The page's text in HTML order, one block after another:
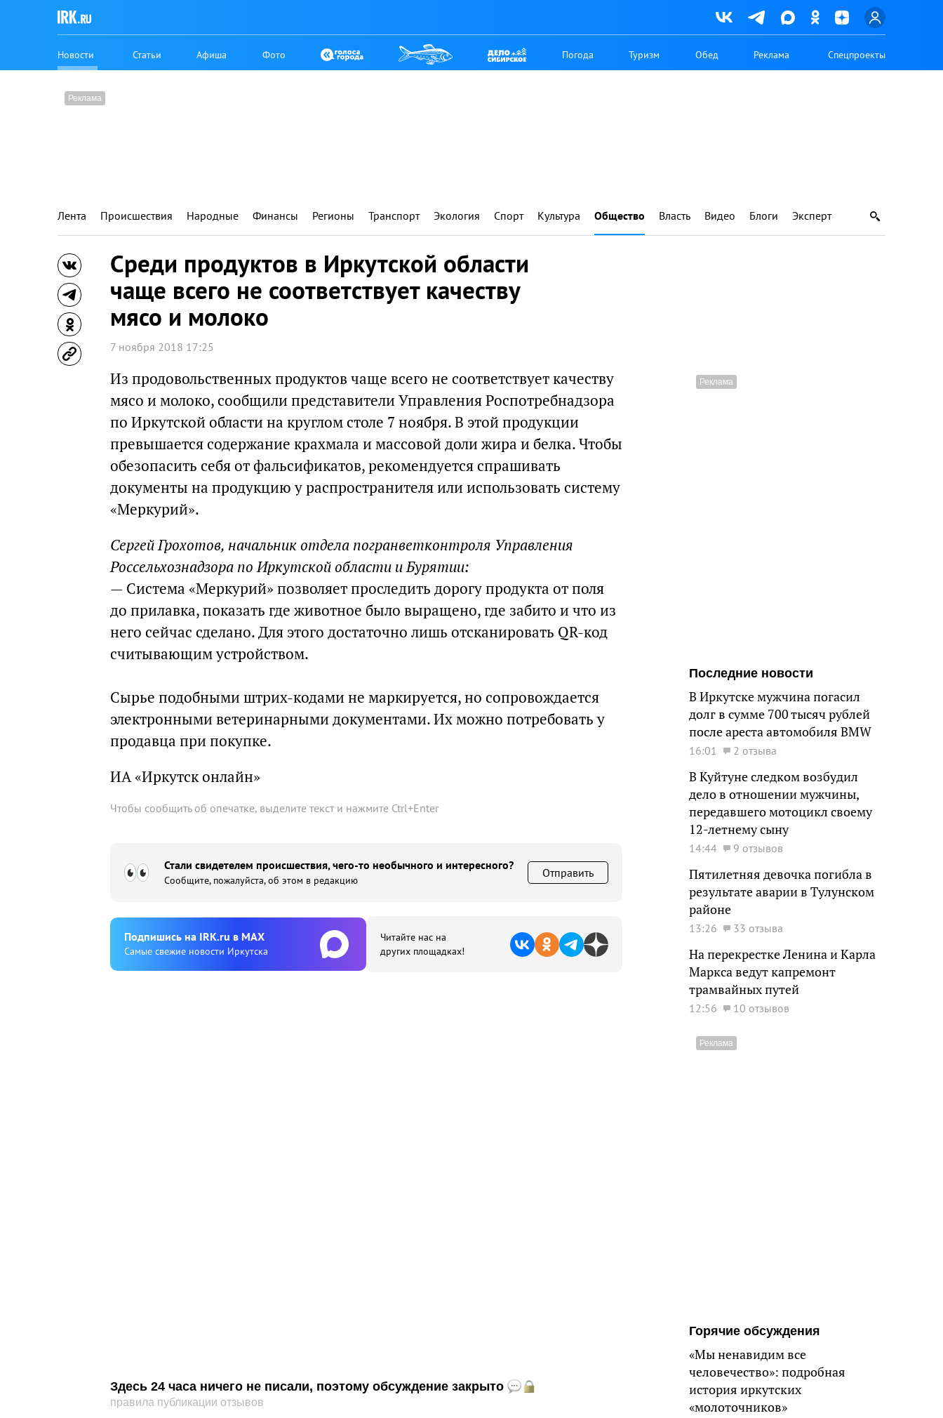
Новости Статьи Афиша Фото Погода Туризм Обед Реклама Спецпроекты
Лента Происшествия Народные Финансы Регионы Транспорт Экология Спорт Культура Общество Власть Видео Блоги Эксперт
Среди продуктов в Иркутской области
чаще всего не соответствует качеству
мясо и молоко
7 ноября 2018 17:25
Из продовольственных продуктов чаще всего не соответствует качеству
мясо и молоко, сообщили представители Управления Роспотребнадзора
по Иркутской области на круглом столе 7 ноября. В этой продукции
превышается содержание крахмала и массовой доли жира и белка. Чтобы
обезопасить себя от фальсификатов, рекомендуется спрашивать
документы на продукцию у распространителя или использовать систему
«Меркурий».
Сергей Грохотов, начальник отдела погранветконтроля Управления
Россельхознадзора по Иркутской области и Бурятии:
— Система «Меркурий» позволяет проследить дорогу продукта от поля
до прилавка, показать где животное было выращено, где забито и что из
него сейчас сделано. Для этого достаточно лишь отсканировать QR-код
считывающим устройством.
Сырье подобными штрих-кодами не маркируется, но сопровождается
электронными ветеринарными документами. Их можно потребовать у
продавца при покупке.
ИА «Иркутск онлайн»
Чтобы сообщить об опечатке, выделите текст и нажмите Ctrl+Enter
Стали свидетелем происшествия, чего-то необычного и интересного?
Сообщите, пожалуйста, об этом в редакцию
Отправить
Подпишиcь на IRK.ru в MAX
Cамые свежие новости Иркутска
Читайте нас на
других площадках!
Здесь 24 часа ничего не писали, поэтому обсуждение закрыто
правила публикации отзывов
Последние новости
В Иркутске мужчина погасил
долг в сумме 700 тысяч рублей
после ареста автомобиля BMW
16:01 2 отзыва
В Куйтуне следком возбудил
дело в отношении мужчины,
передавшего мотоцикл своему
12-летнему сыну
14:44 9 отзывов
Пятилетняя девочка погибла в
результате аварии в Тулунском
районе
13:26 33 отзыва
На перекрестке Ленина и Карла
Маркса ведут капремонт
трамвайных путей
12:56 10 отзывов
Горячие обсуждения
«Мы ненавидим все
человечество»: подробная
история иркутских
«молоточников»